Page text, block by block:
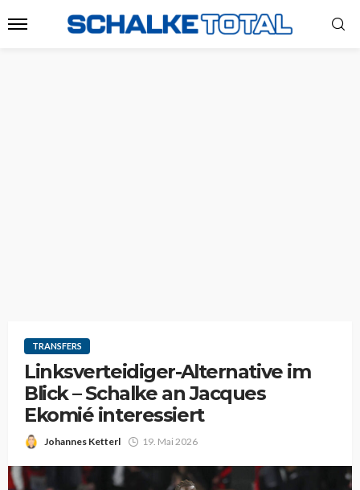
TRANSFERS
Linksverteidiger-Alternative im
Blick – Schalke an Jacques
Ekomié interessiert
Johannes Ketterl 19. Mai 2026